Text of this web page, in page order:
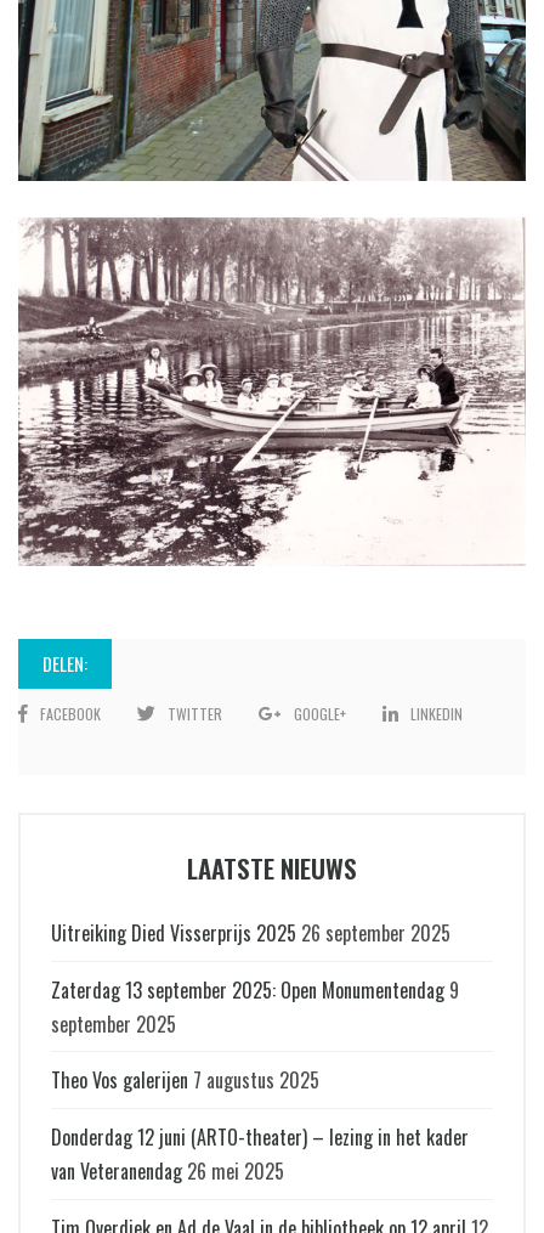
DELEN:
FACEBOOK TWITTER GOOGLE+ LINKEDIN
LAATSTE NIEUWS
Uitreiking Died Visserprijs 2025 26 september 2025
Zaterdag 13 september 2025: Open Monumentendag 9
september 2025
Theo Vos galerijen 7 augustus 2025
Donderdag 12 juni (ARTO-theater) – lezing in het kader
van Veteranendag 26 mei 2025